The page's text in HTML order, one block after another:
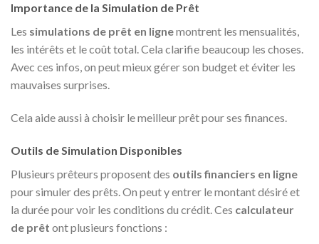
Importance de la Simulation de Prêt
Les simulations de prêt en lignemontrent les mensualités,
les intérêts et le coût total. Cela clarifie beaucoup les choses.
Avec ces infos, on peut mieux gérer son budget et éviter les
mauvaises surprises.
Cela aide aussi à choisir le meilleur prêt pour ses finances.
Outils de Simulation Disponibles
Plusieurs prêteurs proposent des outils financiers en ligne
pour simuler des prêts. On peut y entrer le montant désiré et
la durée pour voir les conditions du crédit. Ces calculateur
de prêt ont plusieurs fonctions :